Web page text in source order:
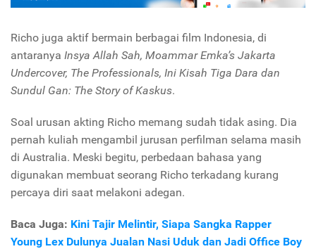
Richo juga aktif bermain berbagai film Indonesia, di
antaranya Insya Allah Sah, Moammar Emka’s Jakarta
Undercover, The Professionals, Ini Kisah Tiga Dara dan
Sundul Gan: The Story of Kaskus.
Soal urusan akting Richo memang sudah tidak asing. Dia
pernah kuliah mengambil jurusan perfilman selama masih
di Australia. Meski begitu, perbedaan bahasa yang
digunakan membuat seorang Richo terkadang kurang
percaya diri saat melakoni adegan.
Baca Juga: Kini Tajir Melintir, Siapa Sangka Rapper
Young Lex Dulunya Jualan Nasi Uduk dan Jadi Office Boy